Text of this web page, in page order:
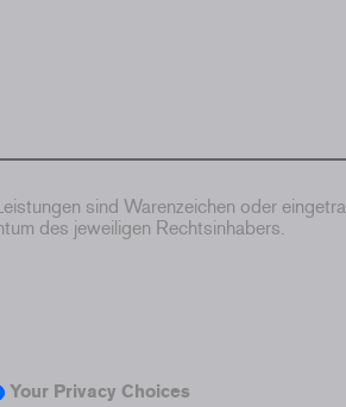
sind Warenzeichen oder
des jeweiligen Rechtsinhabers.
Your Privacy Choices